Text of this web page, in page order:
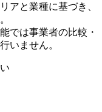
アと業種に基づき、
では事業者の比較・
いません。